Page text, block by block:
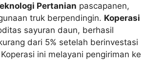
Pertanian pascapanen,
truk berpendingin. Koperasi
sayuran daun, berhasil
dari 5% setelah berinvestasi
ini melayani pengiriman ke